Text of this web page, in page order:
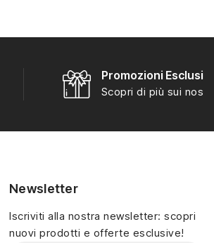
le
feste!
Promozioni
Scopri di più sui
Newsletter
Iscriviti alla nostra newsletter: scopri
nuovi prodotti e offerte esclusive!